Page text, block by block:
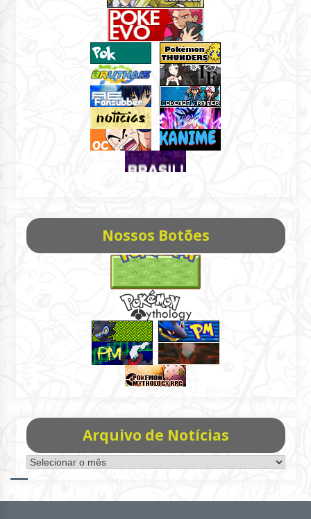
Nossos Botões
Arquivo de Notícias
Arquivo
de